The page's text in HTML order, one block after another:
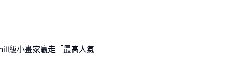
級小畫家贏走「最高人氣